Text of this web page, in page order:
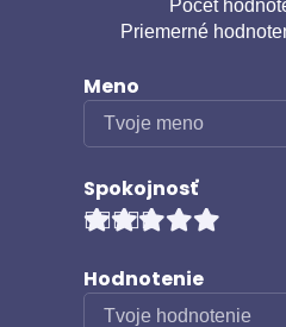
Počet
Priemerné
Meno
Spokojnosť
Hodnotenie